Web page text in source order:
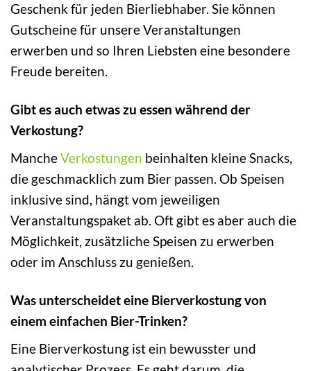
Geschenk für jeden Bierliebhaber. Sie können
Gutscheine für unsere Veranstaltungen
erwerben und so Ihren Liebsten eine besondere
Freude bereiten.
Gibt es auch etwas zu essen während der
Verkostung?
MancheVerkostungen beinhalten kleine Snacks,
die geschmacklich zum Bier passen. Ob Speisen
inklusive sind, hängt vom jeweiligen
Veranstaltungspaket ab. Oft gibt es aber auch die
Möglichkeit, zusätzliche Speisen zu erwerben
oder im Anschluss zu genießen.
Was unterscheidet eine Bierverkostung von
einem einfachen Bier-Trinken?
Eine Bierverkostung ist ein bewusster und